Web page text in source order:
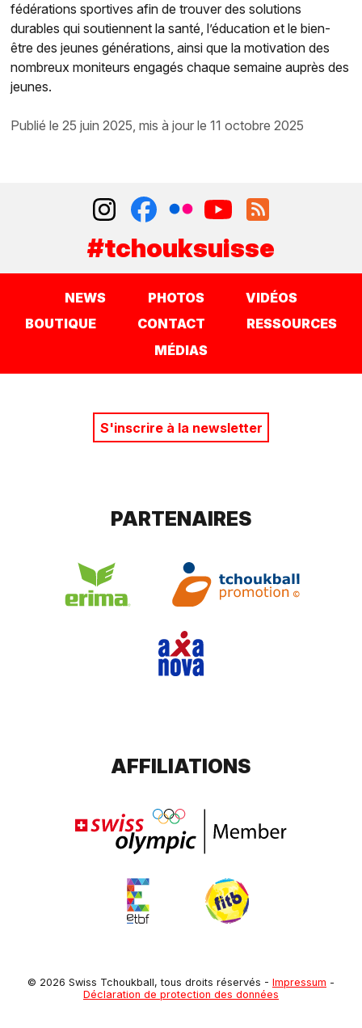
fédérations sportives afin de trouver des solutions
durables qui soutiennent la santé, l’éducation et le bien-
être des jeunes générations, ainsi que la motivation des
nombreux moniteurs engagés chaque semaine auprès des
jeunes.
publié le 25 juin 2025, mis à jour le 11 octobre 2025
#tchouksuisse
NEWS PHOTOS
VIDÉOS
BOUTIQUE
CONTACT
RESSOURCES
MÉDIAS
S'inscrire à la newsletter
PARTENAIRES
AFFILIATIONS
© 2026 Swiss Tchoukball, tous droits réservés - Impressum -
Déclaration de protection des données